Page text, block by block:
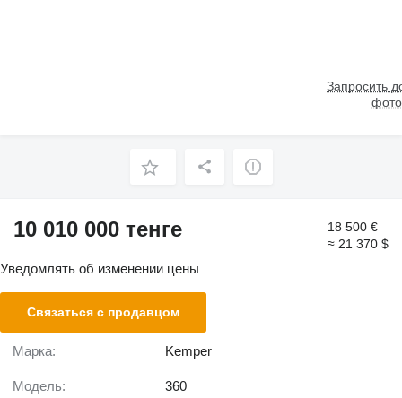
Запросить
10 010 000 тенге
18 500 €
≈ 21 370 $
Уведомлять об изменении цены
Связаться с продавцом
Марка: Kemper
Модель: 360